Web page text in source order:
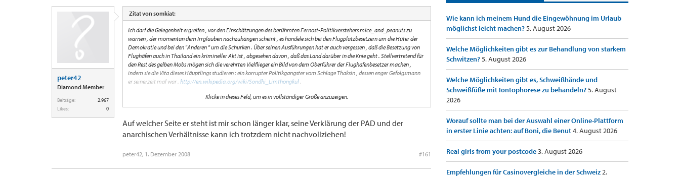
peter42
Diamond Member
Beiträge:
2.967
Likes:
0
Zitat von somkiat:
Ich darf die Gelegenheit ergreifen , vor den Einschätzungen des berühmten Fernost-Politikverstehers mice_and_peanuts zu
warnen , der momentan dem Irrglauben nachzuhängen scheint , es handele sich bei den Flugplatzbesetzern um die Hüter der
Demokratie und bei den "Anderen " um die Schurken . Über seinen Ausführungen hat er auch vergessen , daß die Besetzung von
Flughäfen auch in Thailand ein krimineller Akt ist , abgesehen davon , daß das Land darüber in die Knie geht . Stellvertretend für
den Rest des gelben Mobs mögen sich die verehrten Vielflieger ein Bild von dem Oberführer der Flughafenbesetzer machen ,
indem sie die Vita dieses Häuptlings studieren : ein korrupter Politikgangster vom Schlage Thaksin , dessen enger Gefolgsmann
er seinerzeit mal war . http://en.wikipedia.org/wiki/Sondhi_Limthongkul.
Es handelt ( sich ) bei den Aus (führungen ) des mice_and_peanuts demzufolge um eine Sorte eingleisiger ( soll heißen : nicht
zweigleisiger ) Überlegungen , die - könnte man sagen- ( jedenfalls hier ) - allenfalls -seineThais unterstützen würden .
Klicke in dieses Feld, um es in vollständiger Größe anzuzeigen.
Auf welcher Seite er steht ist mir schon länger klar, seine Verklärung der PAD und der
anarchischen Verhältnisse kann ich trotzdem nicht nachvollziehen!
peter42, 1. Dezember 2008 #161
Wie kann ich meinem Hund die Eingewöhnung im Urlaub
möglichst leicht machen?5. August 2026
Welche Möglichkeiten gibt es zur Behandlung von starkem
Schwitzen?5. August 2026
Welche Möglichkeiten gibt es, Schweißhände und
Schweißfüße mit Iontophorese zu behandeln?5. August
2026
Worauf sollte man bei der Auswahl einer Online-Plattform
in erster Linie achten: auf Boni, die Benut4. August 2026
Real girls from your postcode3. August 2026
Empfehlungen für Casinovergleiche in der Schweiz2.